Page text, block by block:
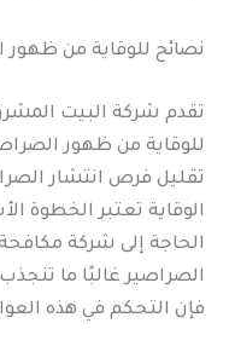
نصائح للوقاية من ظهور
تقدم شركة البيت
للوقاية من ظهور
تقليل فرص انتشار
الوقاية تعتبر الخطوة
الحاجة إلى شركة
الصراصير غالبًا ما
فإن التحكم في هذه